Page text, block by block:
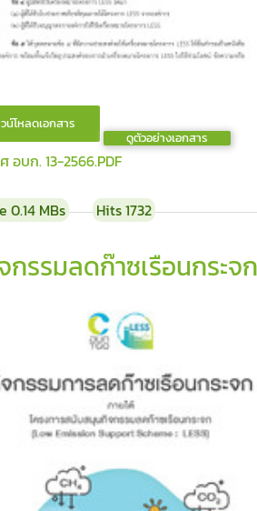
ดูตัวอย่างเอกสาร
อบก. 13-2566.PDF
0.14 MBs Hits1732
รรมลดก๊าซเรือนกระจก